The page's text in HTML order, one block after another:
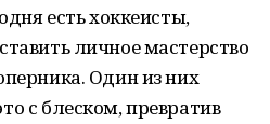
есть хоккеисты,
личное мастерство
Один из них
с блеском, превратив